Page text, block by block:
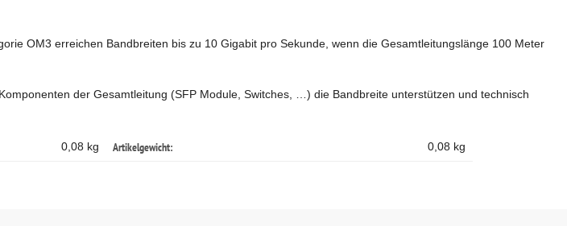
OM3 erreichen Bandbreiten bis zu 10 Gigabit pro Sekunde, wenn die Gesamtleitungslänge 100 Meter
der Gesamtleitung (SFP Module, Switches, …) die Bandbreite unterstützen und technisch
0,08 kg Artikelgewicht: 0,08 kg